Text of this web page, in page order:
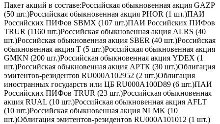
Пакет акций в составе:Российская обыкновенная акция GAZP
(50 шт.)Российская обыкновенная акция PHOR (1 шт.)ПАИ
Российских ПИФов SBMX (107 шт.)ПАИ Российских ПИФов
TRUR (1160 шт.)Российская обыкновенная акция ALRS (40
шт.)Российская обыкновенная акция SBER (40 шт.)Российская
обыкновенная акция Т (5 шт.)Российская обыкновенная акция
GMKN (200 шт.)Российская обыкновенная акция YDEX (1
шт.)Российская обыкновенная акция АРТК (30 шт.)Облигация
эмитентов-резидентов RU000A102952 (2 шт.)Облигация
иностранных государств или ЦБ RU000A100D89 (6 шт.)ПАИ
Российских ПИФов TRUR (23 шт.)Российская обыкновенная
акция RUAL (10 шт.)Российская обыкновенная акция AFLT
(10 шт.)Российская обыкновенная акция NLMK (10
шт.)Облигация эмитентов-резидентов RU000A101012 (1 шт.)